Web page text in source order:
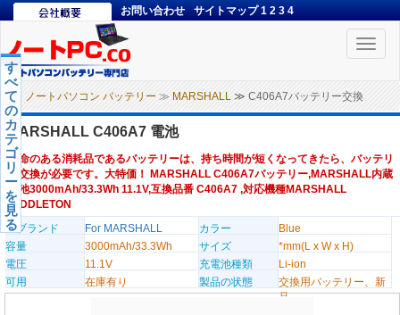
お問い合わせ サイトマップ 1 2 3 4
Toggle
ノートパソコン バッテリー ≫ MARSHALL ≫ C406A7バッテリー交換
す
べ
て
の
カ
テ
ゴ
リ
ー
を
見
る
MARSHALL C406A7 電池
寿命のある消耗品であるバッテリーは、持ち時間が短くなってきたら、バッテリ
ー交換が必要です。大特価！ MARSHALL C406A7バッテリー,MARSHALL内蔵
電池3000mAh/33.3Wh 11.1V,互換品番 C406A7 ,対応機種MARSHALL
MIDDLETON
のブランド
For MARSHALL カラー
Blue
容量
3000mAh/33.3Wh サイズ
*mm(L x W x H)
電圧
11.1V 充電池種類
Li-ion
可用
在庫有り 製品の状態
交換用バッテリー、新
品